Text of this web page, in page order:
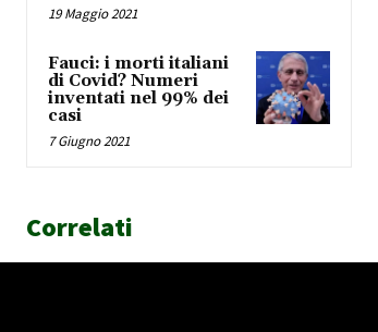
19 Maggio 2021
Fauci: i morti italiani
di Covid? Numeri
inventati nel 99% dei
casi
7 Giugno 2021
Correlati